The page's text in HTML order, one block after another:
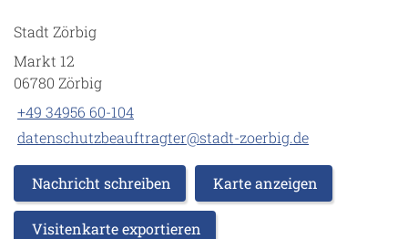
Stadt Zörbig
Markt 12
06780 Zörbig
+49 34956 60-104
datenschutzbeauftragter@stadt-zoerbig.de
Nachricht schreiben Karte anzeigen
Visitenkarte exportieren